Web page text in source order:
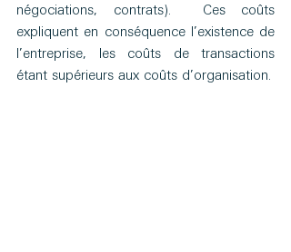
négociations, contrats).  Ces coûts
expliquent en conséquence l’existence de
l’entreprise, les coûts de transactions
étant supérieurs aux coûts d’organisation.